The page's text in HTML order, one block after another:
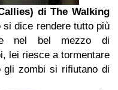
di The Walking
si dice rendere tutto più
nel bel mezzo di
lei riesce a tormentare
gli zombi si rifiutano di